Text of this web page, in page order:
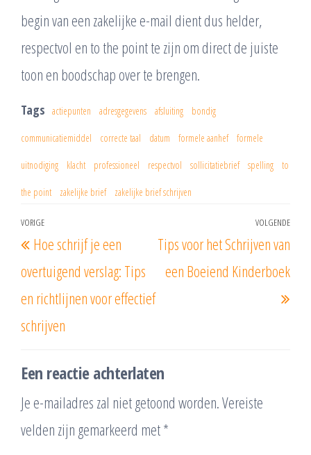
begin van een zakelijke e-mail dient dus helder,
respectvol en to the point te zijn om direct de juiste
toon en boodschap over te brengen.
Tags actiepunten adresgegevens afsluiting bondig
communicatiemiddel correcte taal datum formele aanhef formele
uitnodiging klacht professioneel respectvol sollicitatiebrief spelling to
the point zakelijke brief zakelijke brief schrijven
Berichtnavigatie
Vorig
bericht
VORIGE
Hoe schrijf je een
overtuigend verslag: Tips
en richtlijnen voor effectief
schrijven
VOLGENDE
Tips voor het Schrijven van
een Boeiend Kinderboek
Een reactie achterlaten
Je e-mailadres zal niet getoond worden.Vereiste
velden zijn gemarkeerd met*